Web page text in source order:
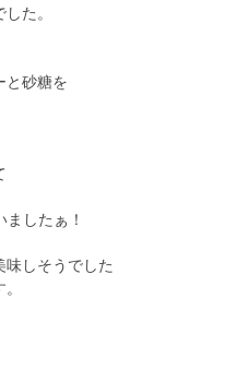
た。
と砂糖を
したぁ！
味しそうでした